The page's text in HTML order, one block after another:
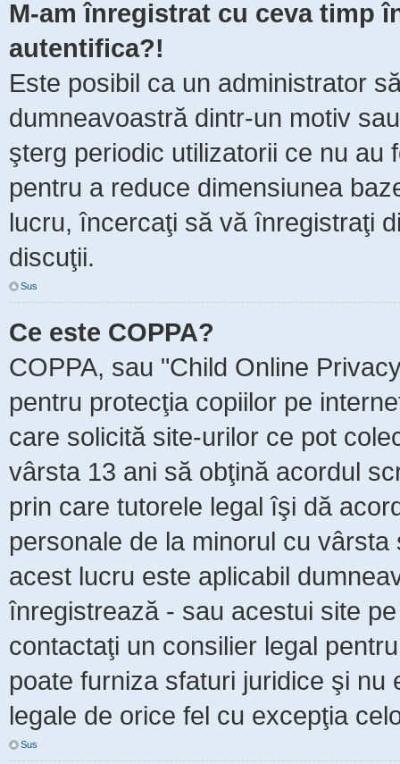
M-am înregistrat cu ceva timp
autentifica?!
Este posibil ca un administrator
dumneavoastră dintr-un motiv
şterg periodic utilizatorii ce nu au
pentru a reduce dimensiunea
lucru, încercaţi să vă înregistraţi
discuţii.
Sus
Ce este COPPA?
COPPA, sau "Child Online
pentru protecţia copiilor pe
care solicită site-urilor ce pot
vârsta 13 ani să obţină acordul
prin care tutorele legal îşi dă
personale de la minorul cu
acest lucru este aplicabil
înregistrează - sau acestui site
contactaţi un consilier legal
poate furniza sfaturi juridice şi
legale de orice fel cu excepţia
Sus